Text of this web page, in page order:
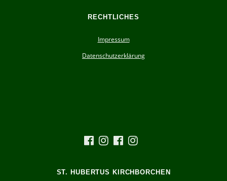
ST. HUBERTUS KIRCHBORCHEN
RECHTLICHES
Impressum
Datenschutzerklärung